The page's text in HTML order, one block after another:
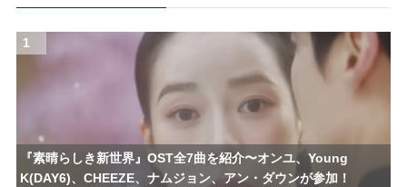
1
『素晴らしき新世界』OST全7曲を紹介〜オンユ、Young
K(DAY6)、CHEEZE、ナムジョン、アン・ダウンが参加！